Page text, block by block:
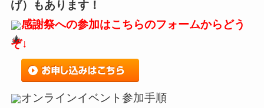
げ）もあります！
感謝祭への参加はこちらのフォームからどう
ぞ↓
オンラインイベント参加手順